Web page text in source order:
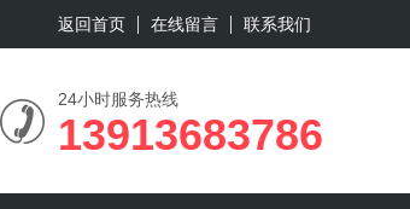
返回首页 在线留言 联系我们
24小时服务热线
13913683786